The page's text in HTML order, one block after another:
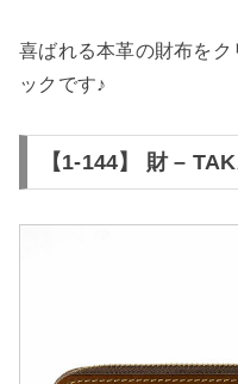
喜ばれる本革の財布を
ックです♪
【1-144】 財 –